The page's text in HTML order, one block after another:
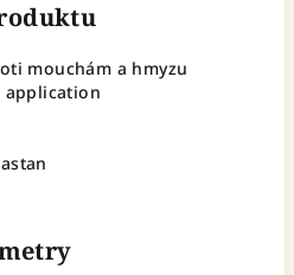
mouchám a hmyzu